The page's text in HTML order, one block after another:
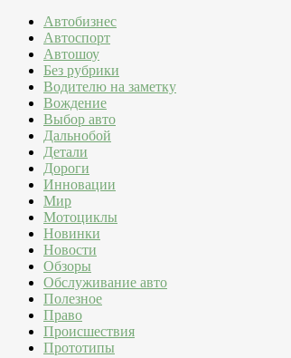
Автобизнес
Автоспорт
Автошоу
Без рубрики
Водителю на заметку
Вождение
Выбор авто
Дальнобой
Детали
Дороги
Инновации
Мир
Мотоциклы
Новинки
Новости
Обзоры
Обслуживание авто
Полезное
Право
Происшествия
Прототипы